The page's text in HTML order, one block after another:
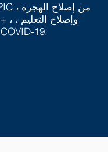
وإجراءات COVID-19.